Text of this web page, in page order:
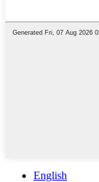
English